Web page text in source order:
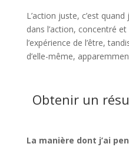
L’action juste, c’est
dans l’action, concentré
l’expérience de l’être,
d’elle-même,
Obtenir un
La manière dont j’ai